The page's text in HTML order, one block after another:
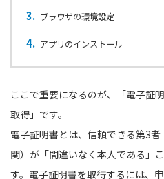
ブラウザの環境設定
アプリのインストール
ここで重要になるのが、「電子証
取得」です。
電子証明書とは、信頼できる第3
関）が「間違いなく本人である」
す。電子証明書を取得するには、